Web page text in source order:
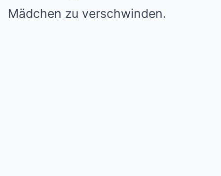
Mädchen zu verschwinden.